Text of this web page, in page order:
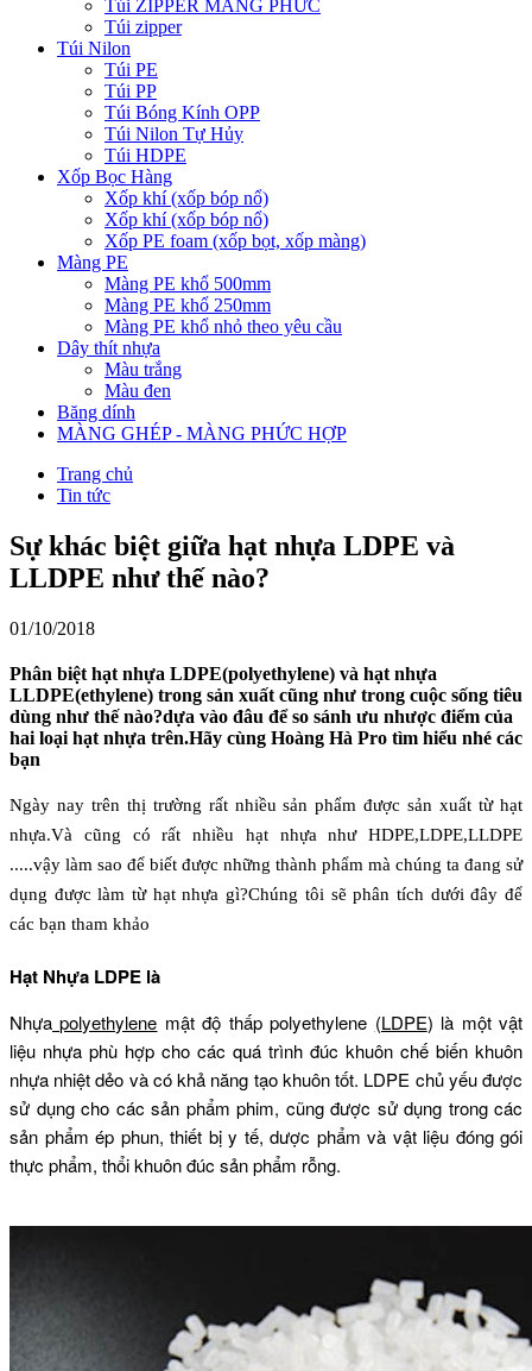
Túi ZIPPER MÀNG PHỨC
Túi zipper
Túi Nilon
Túi PE
Túi PP
Túi Bóng Kính OPP
Túi Nilon Tự Hủy
Túi HDPE
Xốp Bọc Hàng
Xốp khí (xốp bóp nổ)
Xốp khí (xốp bóp nổ)
Xốp PE foam (xốp bọt, xốp màng)
Màng PE
Màng PE khổ 500mm
Màng PE khổ 250mm
Màng PE khổ nhỏ theo yêu cầu
Dây thít nhựa
Màu trắng
Màu đen
Băng dính
MÀNG GHÉP - MÀNG PHỨC HỢP
Trang chủ
Tin tức
Sự khác biệt giữa hạt nhựa LDPE và
LLDPE như thế nào?
01/10/2018
Phân biệt hạt nhựa LDPE(polyethylene) và hạt nhựa
LLDPE(ethylene) trong sản xuất cũng như trong cuộc sống tiêu
dùng như thế nào?dựa vào đâu để so sánh ưu nhược điểm của
hai loại hạt nhựa trên.Hãy cùng Hoàng Hà Pro tìm hiểu nhé các
bạn
Ngày nay trên thị trường rất nhiều sản phẩm được sản xuất từ hạt
nhựa.Và cũng có rất nhiều hạt nhựa như HDPE,LDPE,LLDPE
.....vậy làm sao để biết được những thành phẩm mà chúng ta đang sử
dụng được làm từ hạt nhựa gì?Chúng tôi sẽ phân tích dưới đây để
các bạn tham khảo
Hạt Nhựa LDPE là
Nhựa polyethylene mật độ thấp polyethylene (LDPE) là một vật
liệu nhựa phù hợp cho các quá trình đúc khuôn chế biến khuôn
nhựa nhiệt dẻo và có khả năng tạo khuôn tốt. LDPE chủ yếu được
sử dụng cho các sản phẩm phim, cũng được sử dụng trong các
sản phẩm ép phun, thiết bị y tế, dược phẩm và vật liệu đóng gói
thực phẩm, thổi khuôn đúc sản phẩm rỗng.